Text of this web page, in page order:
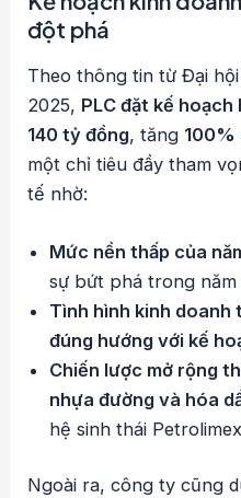
đột phá
Theo thông tin từ Đại
2025, PLC đặt kế
140 tỷ đồng, tăng 100%
một chỉ tiêu đầy tham
tế nhờ:
Mức nền thấp của
sự bứt phá trong năm
Tình hình kinh doanh
đúng hướng với kế
Chiến lược mở rộng
nhựa đường và hóa
hệ sinh thái
Ngoài ra, công ty cũng